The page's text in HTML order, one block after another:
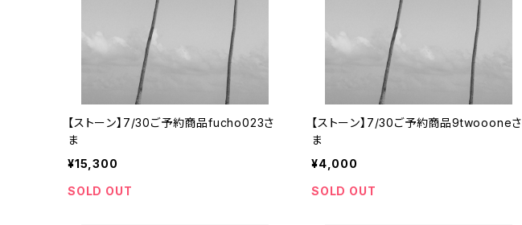
【ストーン】7/30ご予約商品fucho023さ
ま
¥15,300
SOLD OUT
【ストーン】7/30ご予約商品9twoooneさ
ま
¥4,000
SOLD OUT